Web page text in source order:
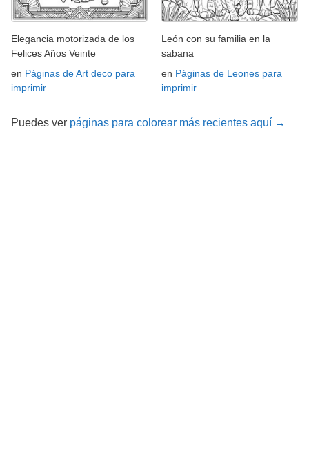
Elegancia motorizada de los
Felices Años Veinte
en Páginas de Art deco para
imprimir
León con su familia en la
sabana
en Páginas de Leones para
imprimir
Puedes ver páginas para colorear más recientes aquí →